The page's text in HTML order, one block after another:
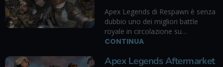
Apex Legends di Respawn è senza
dubbio uno dei migliori battle
royale in circolazione su…
CONTINUA
Apex Legends Aftermarket